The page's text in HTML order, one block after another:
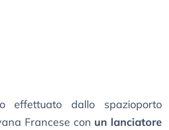
dallo spazioporto
Francese con un lanciatore